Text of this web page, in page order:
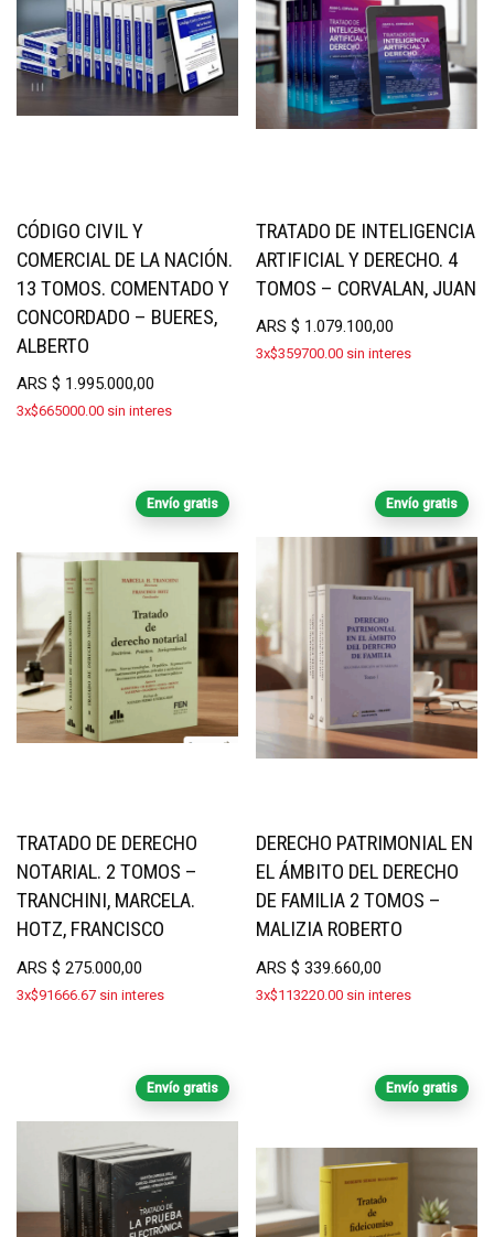
CÓDIGO CIVIL Y
COMERCIAL DE LA NACIÓN.
13 TOMOS. COMENTADO Y
CONCORDADO – BUERES,
ALBERTO
ARS $ 1.995.000,00
3x$665000.00 sin interes
TRATADO DE INTELIGENCIA
ARTIFICIAL Y DERECHO. 4
TOMOS – CORVALAN, JUAN
ARS$ 1.079.100,00
3x$359700.00 sin interes
Envío gratis
TRATADO DE DERECHO
NOTARIAL. 2 TOMOS –
TRANCHINI, MARCELA.
HOTZ, FRANCISCO
ARS $ 275.000,00
3x$91666.67 sin interes
Envío gratis
DERECHO PATRIMONIAL EN
EL ÁMBITO DEL DERECHO
DE FAMILIA 2 TOMOS –
MALIZIA ROBERTO
ARS$ 339.660,00
3x$113220.00 sin interes
Envío gratis Envío gratis